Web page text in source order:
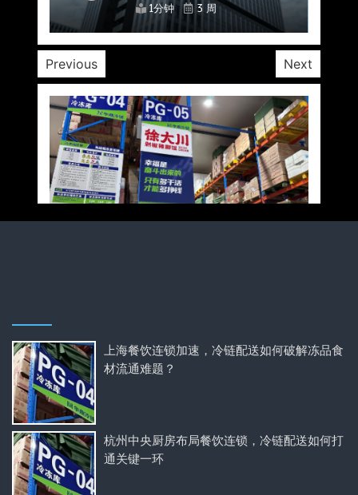
1分钟
3 周
1分钟
3 周
1分钟
3 周
1分钟
3 周
1分钟
3 周
1分钟
3 周
1分钟
3 周
Previous Next
上海餐饮连锁加速，冷链配送如何破解冻品食
材流通难题？
杭州中央厨房布局餐饮连锁，冷链配送如何打
通关键一环